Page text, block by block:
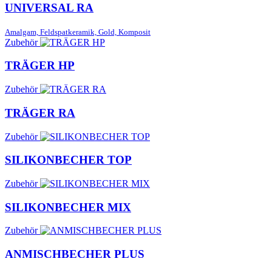
UNIVERSAL RA
Amalgam, Feldspatkeramik, Gold, Komposit
Zubehör
TRÄGER HP
Zubehör
TRÄGER RA
Zubehör
SILIKONBECHER TOP
Zubehör
SILIKONBECHER MIX
Zubehör
ANMISCHBECHER PLUS